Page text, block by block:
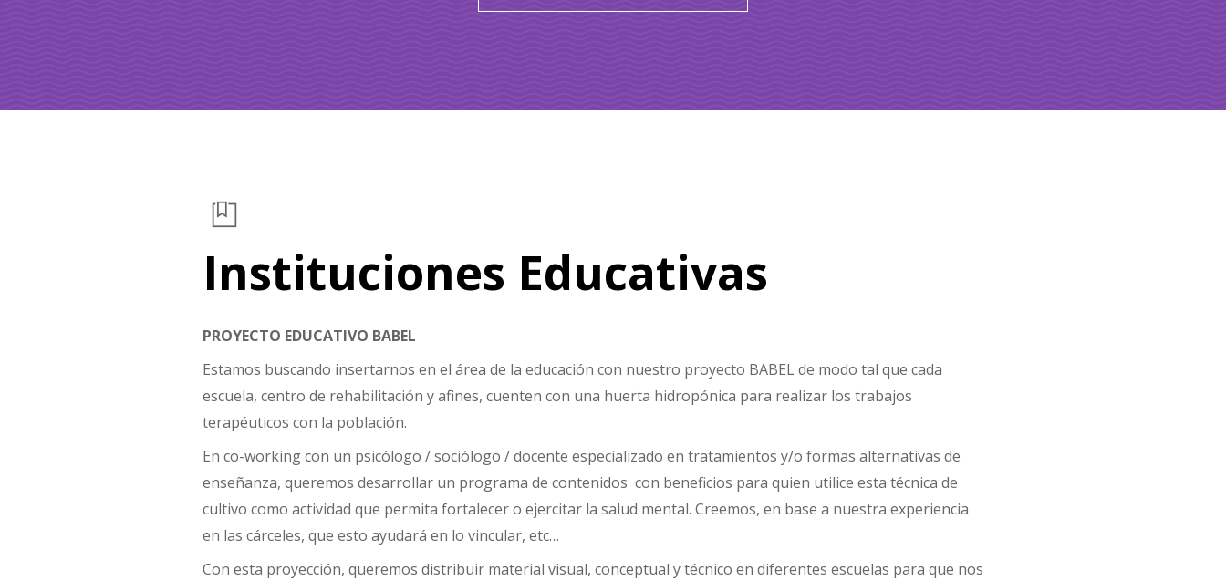
Instituciones Educativas
PROYECTO EDUCATIVO BABEL
Estamos buscando insertarnos en el área de la educación con nuestro proyecto BABEL de modo tal que cada
escuela, centro de rehabilitación y afines, cuenten con una huerta hidropónica para realizar los trabajos
terapéuticos con la población.
En co-working con un psicólogo / sociólogo / docente especializado en tratamientos y/o formas alternativas de
enseñanza, queremos desarrollar un programa de contenidos con beneficios para quien utilice esta técnica de
cultivo como actividad que permita fortalecer o ejercitar la salud mental. Creemos, en base a nuestra experiencia
en las cárceles, que esto ayudará en lo vincular, etc…
Con esta proyección, queremos distribuir material visual, conceptual y técnico en diferentes escuelas para que nos